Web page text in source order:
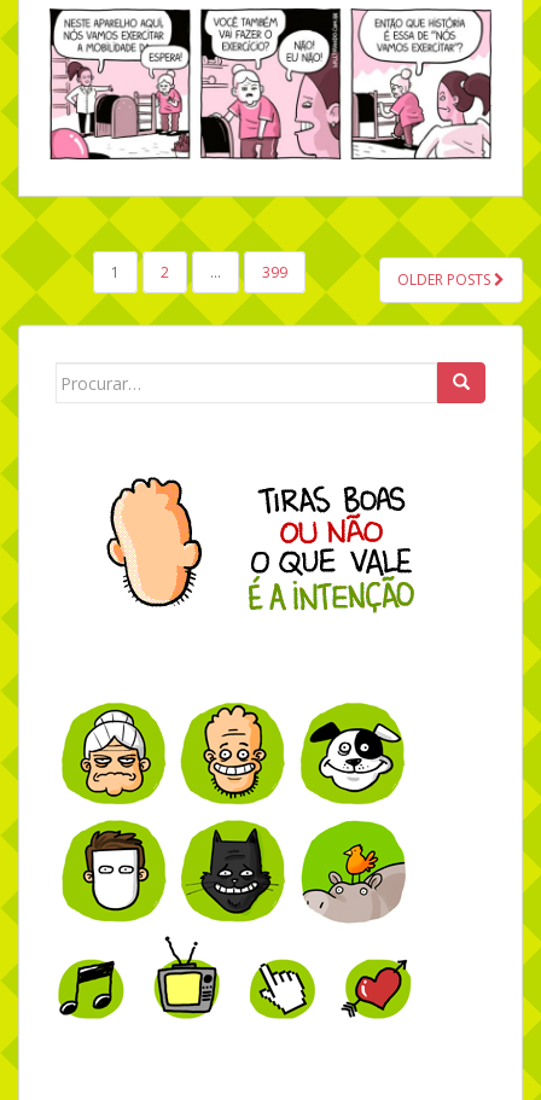
NAVEGAÇÃO POR POSTS
1 2 … 399 OLDER POSTS
Search for: